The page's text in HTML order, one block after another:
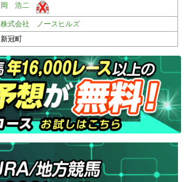
岡 浩二
株式会社 ノースヒルズ
新冠町